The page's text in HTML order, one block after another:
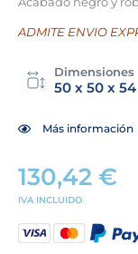
ADMITE ENVIO
Dimensiones
50 x 50 x
Más información
130,42 €
IVA INCLUIDO